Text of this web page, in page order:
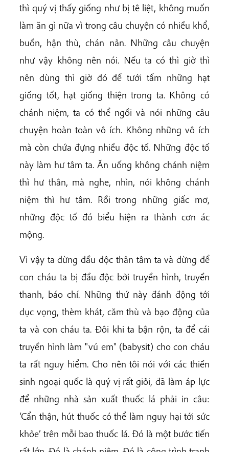
thì quý vị thấy giống như bị tê liệt, không muốn
làm ăn gì nữa vì trong câu chuyện có nhiều khổ,
buồn, hận thù, chán nản. Những câu chuyện
như vậy không nên nói. Nếu ta có thì giờ thì
nên dùng thì giờ đó để tưới tẩm những hạt
giống tốt, hạt giống thiện trong ta. Không có
chánh niệm, ta có thể ngồi và nói những câu
chuyện hoàn toàn vô ích. Không những vô ích
mà còn chứa đựng nhiều độc tố. Những độc tố
này làm hư tâm ta. Ăn uống không chánh niệm
thì hư thân, mà nghe, nhìn, nói không chánh
niệm thì hư tâm. Rồi trong những giấc mơ,
những độc tố đó biểu hiện ra thành cơn ác
mộng.
Vì vậy ta đừng đầu độc thân tâm ta và đừng để
con cháu ta bị đầu độc bởi truyền hình, truyền
thanh, báo chí. Những thứ này đánh động tới
dục vọng, thèm khát, căm thù và bạo động của
ta và con cháu ta. Đôi khi ta bận rộn, ta để cái
truyền hình làm "vú em" (babysit) cho con cháu
ta rất nguy hiểm. Cho nên tôi nói với các thiền
sinh ngoại quốc là quý vị rất giỏi, đã làm áp lực
để những nhà sản xuất thuốc lá phải in câu:
‘Cẩn thận, hút thuốc có thể làm nguy hại tới sức
khỏe’ trên mỗi bao thuốc lá. Đó là một bước tiến